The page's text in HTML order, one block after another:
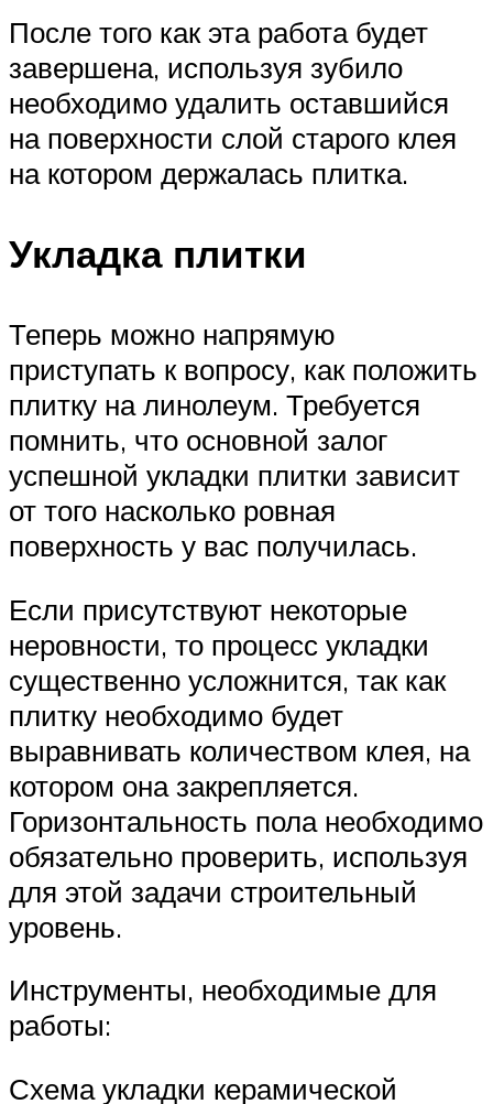
После того как эта работа будет
завершена, используя зубило
необходимо удалить оставшийся
на поверхности слой старого клея
на котором держалась плитка.
Укладка плитки
Теперь можно напрямую
приступать к вопросу, как положить
плитку на линолеум. Требуется
помнить, что основной залог
успешной укладки плитки зависит
от того насколько ровная
поверхность у вас получилась.
Если присутствуют некоторые
неровности, то процесс укладки
существенно усложнится, так как
плитку необходимо будет
выравнивать количеством клея, на
котором она закрепляется.
Горизонтальность пола необходимо
обязательно проверить, используя
для этой задачи строительный
уровень.
Инструменты, необходимые для
работы:
Схема укладки керамической